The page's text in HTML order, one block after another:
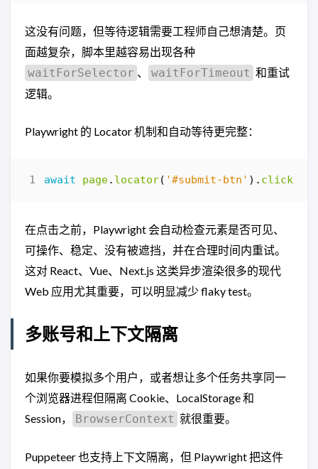
这没有问题，但等待逻辑需要工程师自己想清楚。页
面越复杂，脚本里越容易出现各种
waitForSelector 、 waitForTimeout 和重试
逻辑。
Playwright 的 Locator 机制和自动等待更完整：
await page. locator( '#submit-btn' ). click
在点击之前，Playwright 会自动检查元素是否可见、
可操作、稳定、没有被遮挡，并在合理时间内重试。
这对 React、Vue、Next.js 这类异步渲染很多的现代
Web 应用尤其重要，可以明显减少 flaky test。
多账号和上下文隔离
如果你要模拟多个用户，或者想让多个任务共享同一
个浏览器进程但隔离 Cookie、LocalStorage 和
Session，
BrowserContext 就很重要。
Puppeteer 也支持上下文隔离，但 Playwright 把这件